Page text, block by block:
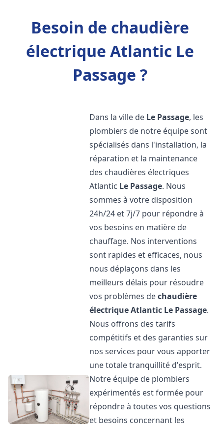
Besoin de chaudière
électrique Atlantic Le
Passage ?
Dans la ville de Le Passage, les
plombiers de notre équipe sont
spécialisés dans l'installation, la
réparation et la maintenance
des chaudières électriques
Atlantic Le Passage. Nous
sommes à votre disposition
24h/24 et 7j/7 pour répondre à
vos besoins en matière de
chauffage. Nos interventions
sont rapides et efficaces, nous
nous déplaçons dans les
meilleurs délais pour résoudre
vos problèmes dechaudière
électrique Atlantic Le Passage.
Nous offrons des tarifs
compétitifs et des garanties sur
nos services pour vous apporter
une totale tranquillité d'esprit.
Notre équipe de plombiers
expérimentés est formée pour
répondre à toutes vos questions
et besoins concernant les